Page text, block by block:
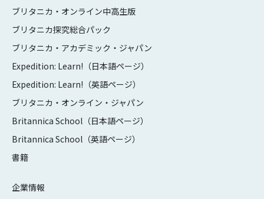
ブリタニカ・オンライン中高生版
ブリタニカ探究総合パック
ブリタニカ・アカデミック・ジャパン
Expedition: Learn!（日本語ページ）
Expedition: Learn!（英語ページ）
ブリタニカ・オンライン・ジャパン
Britannica School（日本語ページ）
Britannica School（英語ページ）
書籍
企業情報